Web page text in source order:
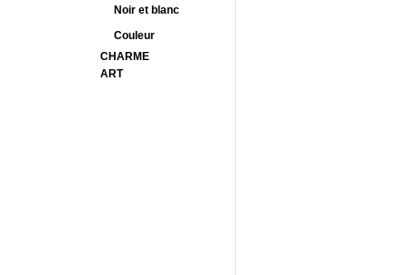
Noir et blanc
Couleur
CHARME
ART